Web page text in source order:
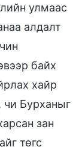
улмаас
алдалт
байх
хайр
чи Бурханыг
зан
төгс